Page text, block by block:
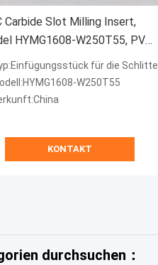
Carbide Slot Milling Insert,
HYMG1608-W250T55, PVD
HYCS08 - For Machining
Stainless Steel and
Small Parts
für die Schlittenfräsen
W250T55
KONTAKT
durchsuchen：